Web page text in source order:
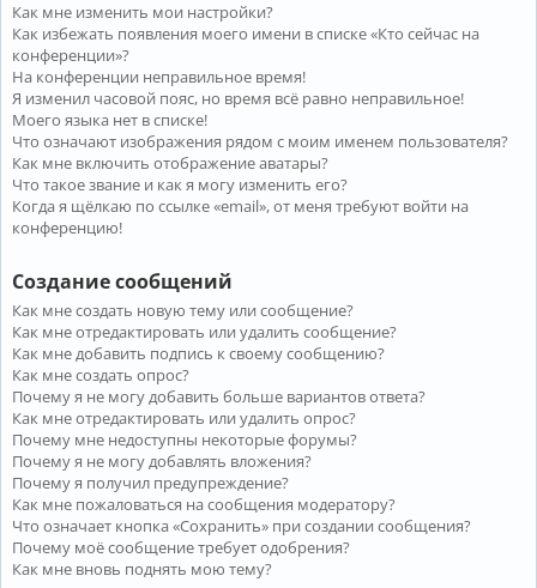
Как мне изменить мои настройки?
Как избежать появления моего имени в списке «Кто сейчас на
конференции»?
На конференции неправильное время!
Я изменил часовой пояс, но время всё равно неправильное!
Моего языка нет в списке!
Что означают изображения рядом с моим именем пользователя?
Как мне включить отображение аватары?
Что такое звание и как я могу изменить его?
Когда я щёлкаю по ссылке «email», от меня требуют войти на
конференцию!
Создание сообщений
Как мне создать новую тему или сообщение?
Как мне отредактировать или удалить сообщение?
Как мне добавить подпись к своему сообщению?
Как мне создать опрос?
Почему я не могу добавить больше вариантов ответа?
Как мне отредактировать или удалить опрос?
Почему мне недоступны некоторые форумы?
Почему я не могу добавлять вложения?
Почему я получил предупреждение?
Как мне пожаловаться на сообщения модератору?
Что означает кнопка «Сохранить» при создании сообщения?
Почему моё сообщение требует одобрения?
Как мне вновь поднять мою тему?